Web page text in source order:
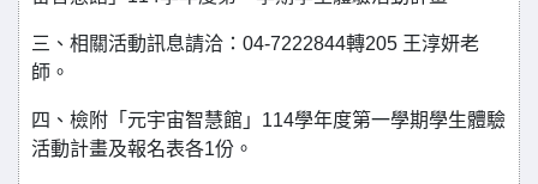
三、相關活動訊息請洽：04-7222844轉205 王淳妍老
師。
四、檢附「元宇宙智慧館」114學年度第一學期學生體驗
活動計畫及報名表各1份。